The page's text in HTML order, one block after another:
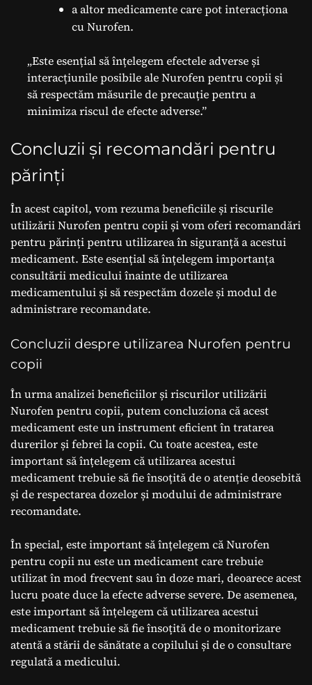
a altor medicamente care pot interacționa
cu Nurofen.
„Este esențial să înțelegem efectele adverse și
interacțiunile posibile ale Nurofen pentru copii și
să respectăm măsurile de precauție pentru a
minimiza riscul de efecte adverse.”
Concluzii și recomandări pentru
părinți
În acest capitol, vom rezuma beneficiile și riscurile
utilizării Nurofen pentru copii și vom oferi recomandări
pentru părinți pentru utilizarea în siguranță a acestui
medicament. Este esențial să înțelegem importanța
consultării medicului înainte de utilizarea
medicamentului și să respectăm dozele și modul de
administrare recomandate.
Concluzii despre utilizarea Nurofen pentru
copii
În urma analizei beneficiilor și riscurilor utilizării
Nurofen pentru copii, putem concluziona că acest
medicament este un instrument eficient în tratarea
durerilor și febrei la copii. Cu toate acestea, este
important să înțelegem că utilizarea acestui
medicament trebuie să fie însoțită de o atenție deosebită
și de respectarea dozelor și modului de administrare
recomandate.
În special, este important să înțelegem că Nurofen
pentru copii nu este un medicament care trebuie
utilizat în mod frecvent sau în doze mari, deoarece acest
lucru poate duce la efecte adverse severe. De asemenea,
este important să înțelegem că utilizarea acestui
medicament trebuie să fie însoțită de o monitorizare
atentă a stării de sănătate a copilului și de o consultare
regulată a medicului.